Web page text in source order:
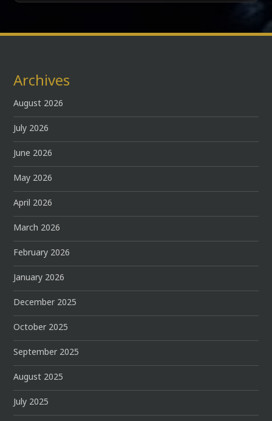
Archives
August 2026
July 2026
June 2026
May 2026
April 2026
March 2026
February 2026
January 2026
December 2025
October 2025
September 2025
August 2025
July 2025